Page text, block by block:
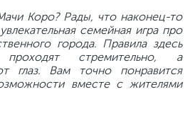
Коро? Рады, что наконец-то
семейная игра про
города. Правила здесь
стремительно, а
глаз. Вам точно понравится
вместе с жителями